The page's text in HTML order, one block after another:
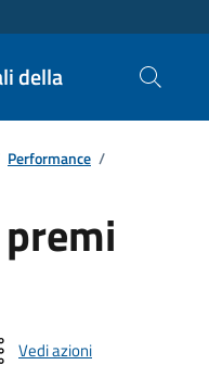
della
Performance /
Vedi azioni